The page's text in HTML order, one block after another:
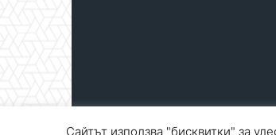
Сайтът използва "бисквитки" за